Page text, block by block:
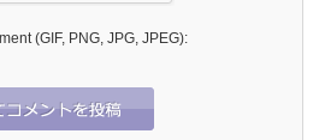
(GIF, PNG, JPG, JPEG):